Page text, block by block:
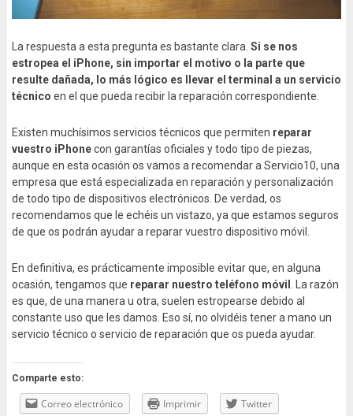
La respuesta a esta pregunta es bastante clara. Si se nos
estropea el iPhone, sin importar el motivo o la parte que
resulte dañada, lo más lógico es llevar el terminal a un servicio
técnico en el que pueda recibir la reparación correspondiente.
Existen muchísimos servicios técnicos que permiten reparar
vuestro iPhonecon garantías oficiales y todo tipo de piezas,
aunque en esta ocasión os vamos a recomendar a Servicio10, una
empresa que está especializada en reparación y personalización
de todo tipo de dispositivos electrónicos. De verdad, os
recomendamos que le echéis un vistazo, ya que estamos seguros
de que os podrán ayudar a reparar vuestro dispositivo móvil.
En definitiva, es prácticamente imposible evitar que, en alguna
ocasión, tengamos que reparar nuestro teléfono móvil
. La razón
es que, de una manera u otra, suelen estropearse debido al
constante uso que les damos. Eso sí, no olvidéis tener a mano un
servicio técnico o servicio de reparación que os pueda ayudar.
Comparte esto:
Correo electrónico Imprimir Twitter